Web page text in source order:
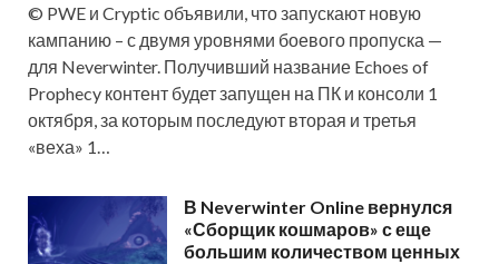
© PWE и Cryptic объявили, что запускают новую
кампанию – с двумя уровнями боевого пропуска —
для Neverwinter. Получивший название Echoes of
Prophecy контент будет запущен на ПК и консоли 1
октября, за которым последуют вторая и третья
«веха» 1…
В Neverwinter Online вернулся
«Сборщик кошмаров» с еще
большим количеством ценных